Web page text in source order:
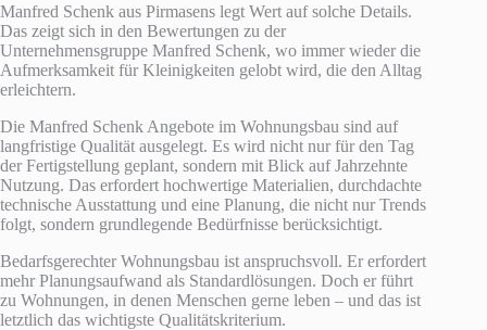
Manfred Schenk aus Pirmasens legt Wert auf solche Details.
Das zeigt sich in den Bewertungen zu der
Unternehmensgruppe Manfred Schenk, wo immer wieder die
Aufmerksamkeit für Kleinigkeiten gelobt wird, die den Alltag
erleichtern.
Die Manfred Schenk Angebote im Wohnungsbau sind auf
langfristige Qualität ausgelegt. Es wird nicht nur für den Tag
der Fertigstellung geplant, sondern mit Blick auf Jahrzehnte
Nutzung. Das erfordert hochwertige Materialien, durchdachte
technische Ausstattung und eine Planung, die nicht nur Trends
folgt, sondern grundlegende Bedürfnisse berücksichtigt.
Bedarfsgerechter Wohnungsbau ist anspruchsvoll. Er erfordert
mehr Planungsaufwand als Standardlösungen. Doch er führt
zu Wohnungen, in denen Menschen gerne leben – und das ist
letztlich das wichtigste Qualitätskriterium.